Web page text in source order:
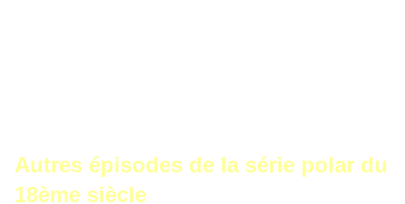
Autres épisodes de la série polar du
18ème siècle